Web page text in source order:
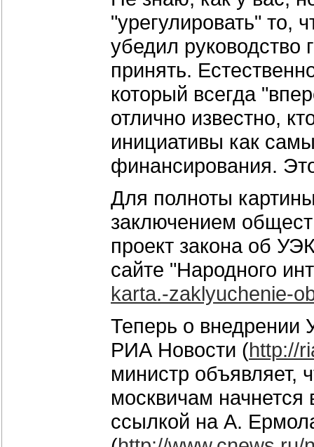
"урегулировать" то,
убедил руководство
принять.
который всегда
отлично известно,
инициативы как
финансирования.
Для полноты
заключением
проект закона об
сайте "Народного
karta.-zaklyuchenie-
Теперь о внедрении
РИА Новости (http://
министр объявляет,
москвичам начнется
ссылкой на А.